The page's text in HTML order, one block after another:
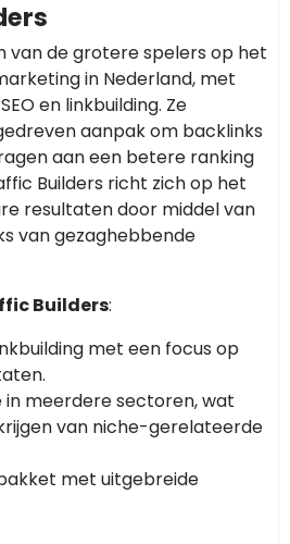
van de grotere spelers op het
in Nederland, met
en linkbuilding. Ze
aanpak om backlinks
aan een betere ranking
Builders richt zich op het
resultaten door middel van
van gezaghebbende
Builders:
met een focus op
in meerdere sectoren, wat
van niche-gerelateerde
met uitgebreide